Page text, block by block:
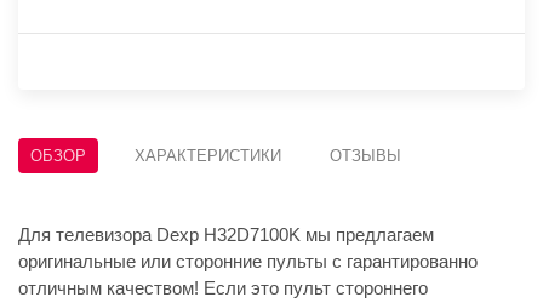
ОБЗОР ХАРАКТЕРИСТИКИ ОТЗЫВЫ
Для телевизора Dexp H32D7100K мы предлагаем
оригинальные или сторонние пульты с гарантированно
отличным качеством! Если это пульт стороннего